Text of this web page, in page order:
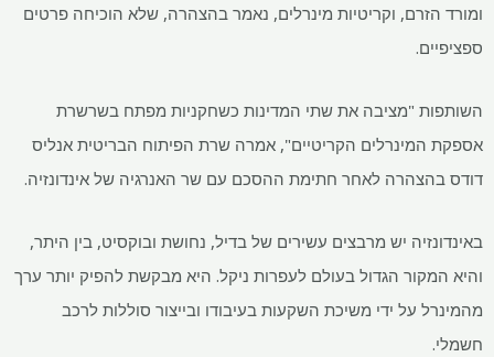
ומורד הזרם, וקריטיות מינרלים, נאמר בהצהרה, שלא הוכיחה פרטים
ספציפיים.
השותפות "מציבה את שתי המדינות כשחקניות מפתח בשרשרת
אספקת המינרלים הקריטיים", אמרה שרת הפיתוח הבריטית אנליס
דודס בהצהרה לאחר חתימת ההסכם עם שר האנרגיה של אינדונזיה.
באינדונזיה יש מרבצים עשירים של בדיל, נחושת ובוקסיט, בין היתר,
והיא המקור הגדול בעולם לעפרות ניקל. היא מבקשת להפיק יותר ערך
מהמינרל על ידי משיכת השקעות בעיבודו ובייצור סוללות לרכב
חשמלי.